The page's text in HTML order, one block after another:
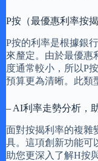
P按（最優惠利率按揭
P按的利率是根據銀
來釐定。由於最優惠
度通常較小，所以P
預算更為清晰。此類
– AI利率走勢分析，
面對按揭利率的複雜
具。這項創新功能可
助您更深入了解H按